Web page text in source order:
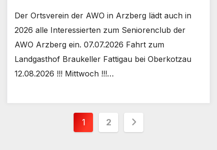
Der Ortsverein der AWO in Arzberg lädt auch in
2026 alle Interessierten zum Seniorenclub der
AWO Arzberg ein. 07.07.2026 Fahrt zum
Landgasthof Braukeller Fattigau bei Oberkotzau
12.08.2026 !!! Mittwoch !!!…
1 2